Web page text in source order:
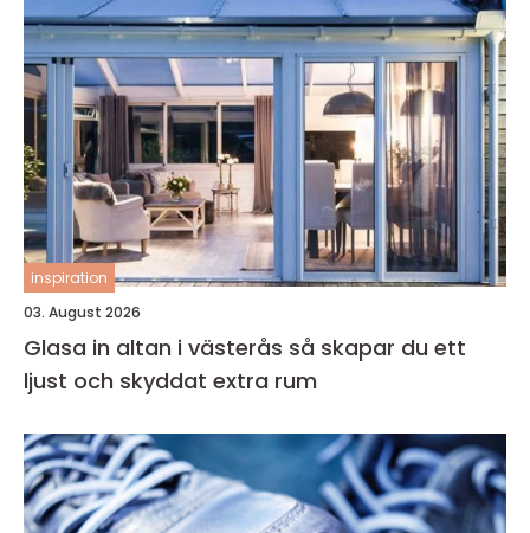
inspiration
03. August 2026
Glasa in altan i västerås så skapar du ett
ljust och skyddat extra rum